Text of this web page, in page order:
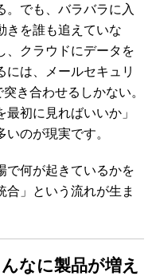
。でも、バラバラに入
きを誰も追えていな
、クラウドにデータを
は、メールセキュリ
き合わせるしかない。
初に見ればいいか」
のが現実です。
で何が起きているかを
合」という流れが生ま
なに製品が増え